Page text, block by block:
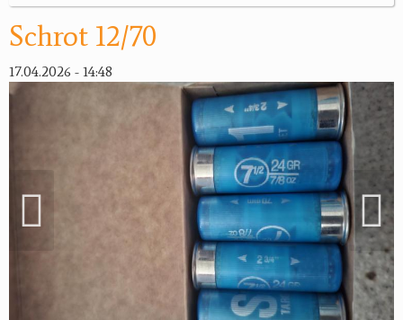
Schrot 12/70
17.04.2026 - 14:48